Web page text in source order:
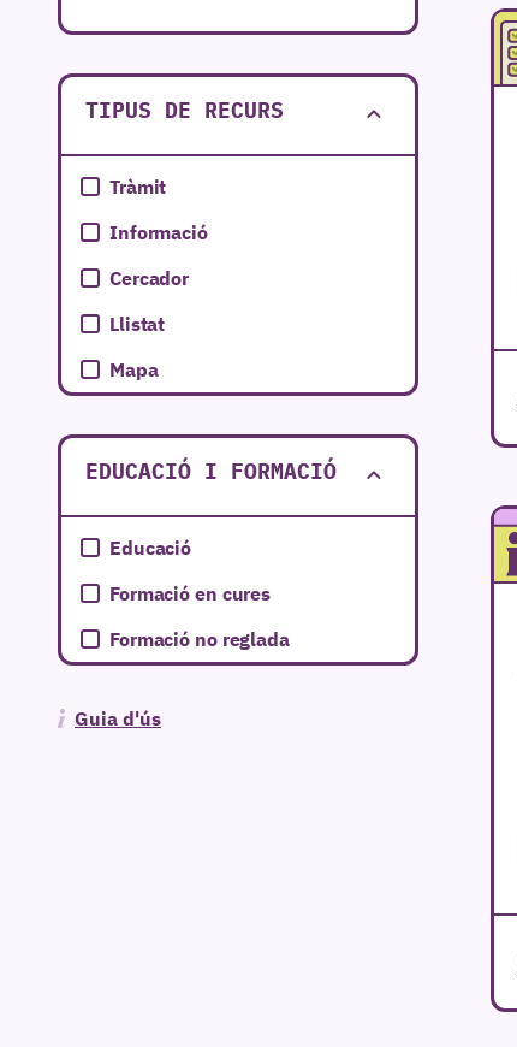
Salut sexual
Serveis Socials
Subvencions
TIPUS DE RECURS
Tràmit
Informació
Cercador
Llistat
Mapa
EDUCACIÓ I FORMACIÓ
Educació
Formació en cures
Formació no reglada
Guia d'ús